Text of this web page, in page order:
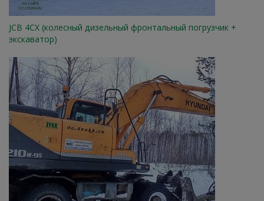
JCB 4CX (колесный дизельный фронтальный погрузчик +
экскаватор)